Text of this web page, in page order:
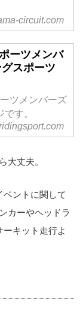
circuit.com
ーツメンバ
スポーツ
ツメンバーズ
す。
大丈夫。
ントに関して
カーやヘッドラ
キット走行よ